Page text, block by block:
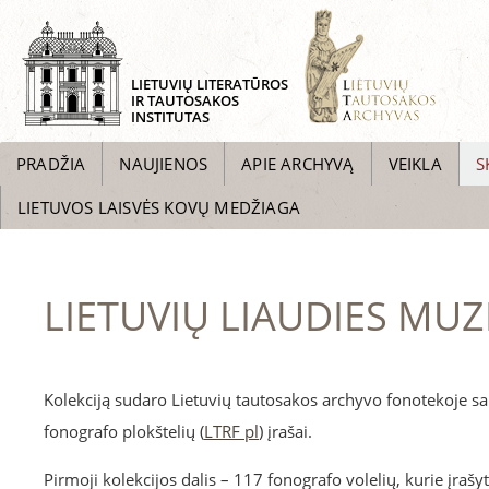
LIETUVIŲ LITERATŪROS
IR TAUTOSAKOS
INSTITUTAS
PRADŽIA NAUJIENOS APIE ARCHYVĄ VEIKLA
LIETUVOS LAISVĖS KOVŲ MEDŽIAGA
LIETUVIŲ LIAUDIES
Kolekciją sudaro Lietuvių tautosakos archyvo fonotekoje
fonografo plokštelių (LTRF pl) įrašai.
Pirmoji kolekcijos dalis – 117 fonografo volelių, kurie